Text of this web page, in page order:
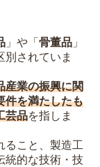
」や「 骨董品 」
別されていま
産業の振興に関
件を満たしたも
芸品を指しま
ること、製造工
統的な技術・技